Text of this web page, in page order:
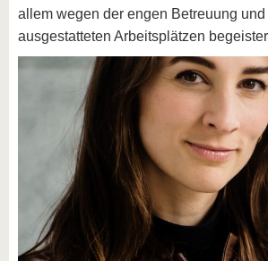
allem wegen der engen Betreuung
ausgestatteten Arbeitsplätzen